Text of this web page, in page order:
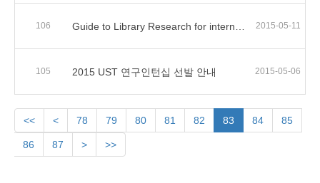
106 2015-05-11
105 2015 UST 연구인턴십 선발 안내 2015-05-06
<< < 78 79 80 81 82 83 84 85
86 87 > >>